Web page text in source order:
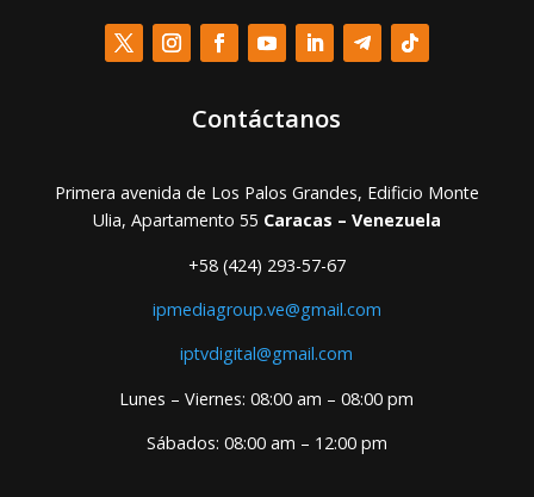
Contáctanos
Primera avenida de Los Palos Grandes, Edificio Monte
Ulia, Apartamento 55 Caracas – Venezuela
+58 (424) 293-57-67
ipmediagroup.ve@gmail.com
iptvdigital@gmail.com
Lunes – Viernes: 08:00 am – 08:00 pm
Sábados: 08:00 am – 12:00 pm